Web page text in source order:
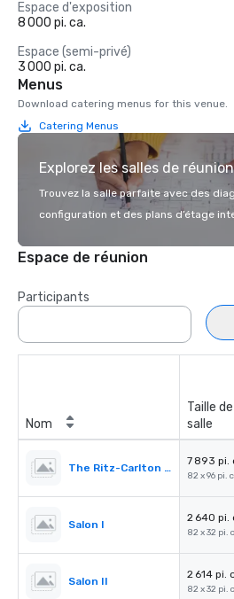
Espace d'exposition
8 000 pi. ca.
Espace (semi-privé)
3 000 pi. ca.
Menus
Download catering menus for this venue.
Catering Menus
Explorez les salles de réunion
Trouvez la salle parfaite avec des
configuration et des plans d’étage
Espace de réunion
Participants
Nom
Taille
salle
The Ritz-Carlton Ballroom
7 893 pi.
82 x 96 pi.
Salon I
2 640 pi.
82 x 32 pi.
Salon II
2 614 pi.
82 x 32 pi.